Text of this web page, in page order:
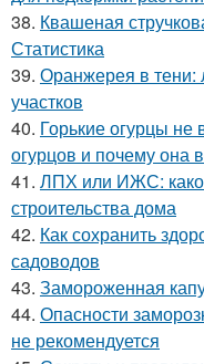
38. Квашеная
Статистика
39. Оранжерея в тени:
участков
40. Горькие огурцы не
огурцов и почему она
41. ЛПХ или ИЖС:
строительства дома
42. Как сохранить
садоводов
43. Замороженная
44. Опасности
не рекомендуется